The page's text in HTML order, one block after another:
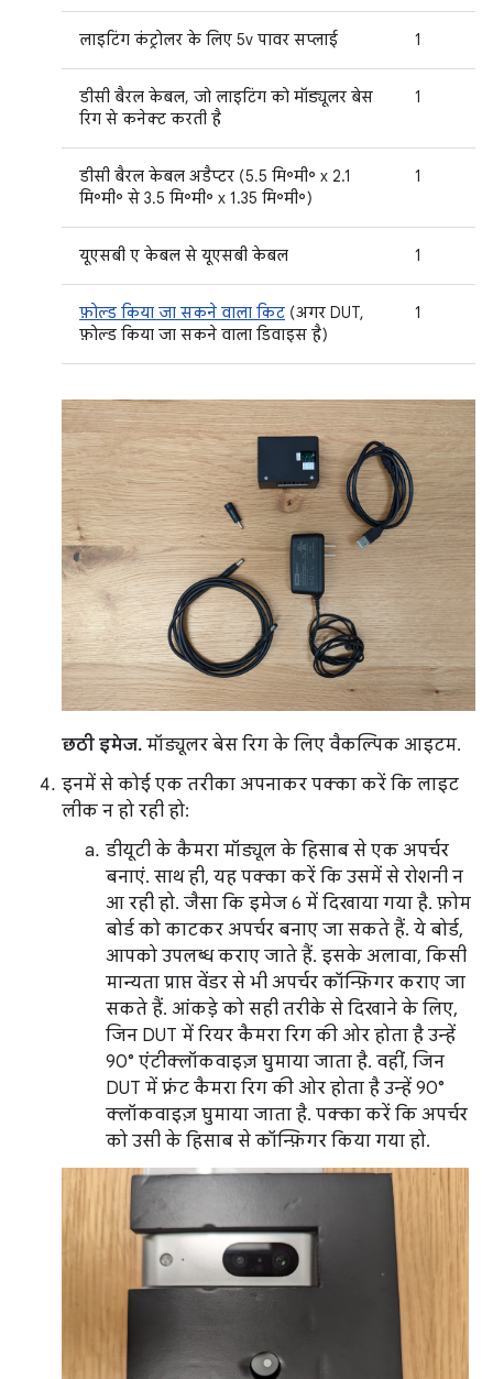
लाइटिंग कंट्रोलर के लिए 5v पावर सप्लाई 1
डीसी बैरल केबल, जो लाइटिंग को मॉड्यूलर बेस
रिग से कनेक्ट करती है
1
डीसी बैरल केबल अडैप्टर (5.5 मि॰मी॰ x 2.1
मि॰मी॰ से 3.5 मि॰मी॰ x 1.35 मि॰मी॰)
1
यूएसबी ए केबल से यूएसबी केबल 1
फ़ोल्ड किया जा सकने वाला किट (अगर DUT,
फ़ोल्ड किया जा सकने वाला डिवाइस है)
1
छठी इमेज. मॉड्यूलर बेस रिग के लिए वैकल्पिक आइटम.
इनमें से कोई एक तरीका अपनाकर पक्का करें कि लाइट
लीक न हो रही हो:
डीयूटी के कैमरा मॉड्यूल के हिसाब से एक अपर्चर
बनाएं. साथ ही, यह पक्का करें कि उसमें से रोशनी न
आ रही हो. जैसा कि इमेज 6 में दिखाया गया है. फ़ोम
बोर्ड को काटकर अपर्चर बनाए जा सकते हैं. ये बोर्ड,
आपको उपलब्ध कराए जाते हैं. इसके अलावा, किसी
मान्यता प्राप्त वेंडर से भी अपर्चर कॉन्फ़िगर कराए जा
सकते हैं. आंकड़े को सही तरीके से दिखाने के लिए,
जिन DUT में रियर कैमरा रिग की ओर होता है उन्हें
90° एंटीक्लॉकवाइज़ घुमाया जाता है. वहीं, जिन
DUT में फ़्रंट कैमरा रिग की ओर होता है उन्हें 90°
क्लॉकवाइज़ घुमाया जाता है. पक्का करें कि अपर्चर
को उसी के हिसाब से कॉन्फ़िगर किया गया हो.